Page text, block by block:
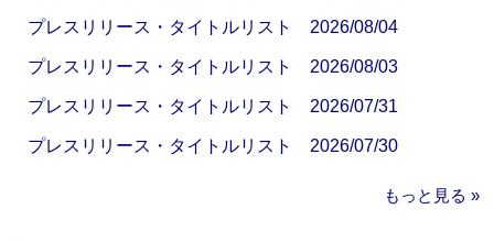
プレスリリース・タイトルリスト 2026/08/04
プレスリリース・タイトルリスト 2026/08/03
プレスリリース・タイトルリスト 2026/07/31
プレスリリース・タイトルリスト 2026/07/30
もっと見る »